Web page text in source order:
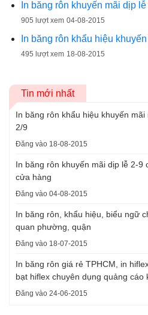
In băng rôn khuyến mãi dịp
905 lượt xem 04-08-2015
In băng rôn khẩu hiệu
495 lượt xem 18-08-2015
Tin mới nhất
In băng rôn khẩu hiệu khuyến mãi
2/9
Đăng vào 18-08-2015
In băng rôn khuyến mãi dịp lễ 2-9
cửa hàng
Đăng vào 04-08-2015
In băng rôn, khẩu hiệu, biểu ngữ
quan phường, quận
Đăng vào 18-07-2015
In băng rôn giá rẻ TPHCM, in
bạt hiflex chuyên dụng quảng cáo
Đăng vào 24-06-2015